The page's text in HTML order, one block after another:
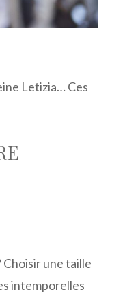
Letizia… Ces
Choisir une taille
intemporelles